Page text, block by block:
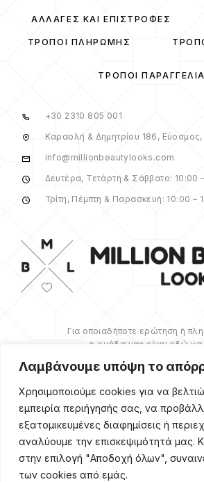
Λαμβάνουμε υπόψη το
Χρησιμοποιούμε cookies για να
εμπειρία περιήγησής σας, να
εξατομικευμένες διαφημίσεις ή
αναλύουμε την επισκεψιμότητά μας.
στην επιλογή "Αποδοχή όλων",
των cookies από εμάς.
ΑΛΛΑΓΈΣ ΚΑΙ ΕΠΙΣΤΡΟΦΈΣ
ΤΡΌΠΟΙ ΠΛΗΡΩΜΉΣ
ΤΡΌΠΟΙ
+30 2310 805 001
Καραολή & Δημητρίου 186,
info@millionbeautylooks.com
Δευτέρα, Τετάρτη & Σάββατο: 10:00
Τρίτη, Πέμπτη & Παρασκευή: 10:00 –
Για οποιαδήποτε ερώτηση ή
η ομάδα μας είναι εδώ να
βοηθήσουμε.
ΠΕΡΙΣΣΌΤΕΡΑ